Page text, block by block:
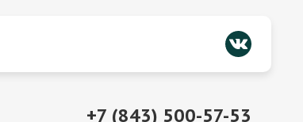
+7 (843) 500-57-53